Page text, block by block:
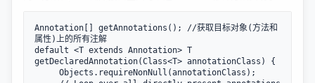
Annotation[] getAnnotations(); //获取目标对象(方法和
属性)上的所有注解
default <T extends Annotation> T
getDeclaredAnnotation(Class<T> annotationClass) {